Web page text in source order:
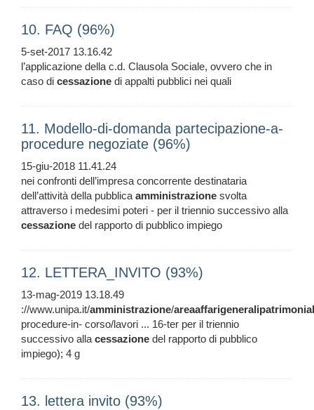
10. FAQ (96%)
5-set-2017 13.16.42
l’applicazione della c.d. Clausola Sociale, ovvero che in
caso di cessazione di appalti pubblici nei quali
11. Modello-di-domanda partecipazione-a-
procedure negoziate (96%)
15-giu-2018 11.41.24
nei confronti dell’impresa concorrente destinataria
dell’attività della pubblicaamministrazione svolta
attraverso i medesimi poteri - per il triennio successivo alla
cessazione del rapporto di pubblico impiego
12. LETTERA_INVITO (93%)
13-mag-2019 13.18.49
://www.unipa.it/amministrazione/
procedure-in- corso/lavori ... 16-ter per il triennio
successivo allacessazione del rapporto di pubblico
impiego); 4 g
13. lettera invito (93%)